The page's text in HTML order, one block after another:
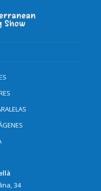
34